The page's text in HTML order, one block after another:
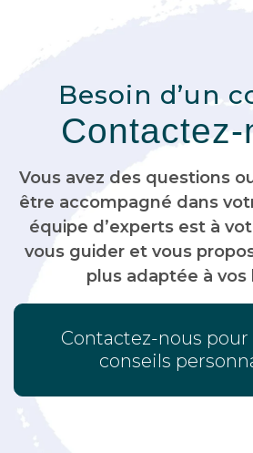
Besoin d’un
Contactez-
Vous avez des questions
être accompagné dans
équipe d’experts est à
vous guider et vous
plus adaptée à vos
Contactez-nous
conseils